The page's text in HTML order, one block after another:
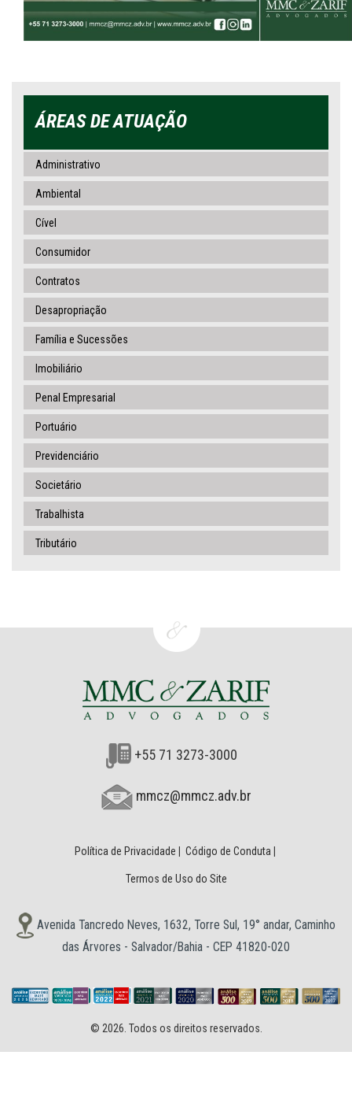
ÁREAS DE ATUAÇÃO
Administrativo
Ambiental
Cível
Consumidor
Contratos
Desapropriação
Família e Sucessões
Imobiliário
Penal Empresarial
Portuário
Previdenciário
Societário
Trabalhista
Tributário
+55 71 3273-3000
mmcz@mmcz.adv.br
Política de Privacidade Código de Conduta
Termos de Uso do Site
Avenida Tancredo Neves, 1632, Torre Sul, 19° andar, Caminho
das Árvores - Salvador/Bahia - CEP 41820-020
© 2026. Todos os direitos reservados.